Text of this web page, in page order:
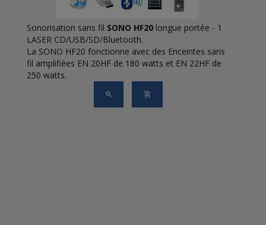
Sonorisation sans fil SONO HF20 longue portée - 1
LASER CD/USB/SD/Bluetooth.
La SONO HF20 fonctionne avec des Enceintes sans
fil amplifiées EN 20HF de 180 watts et EN 22HF de
250 watts.